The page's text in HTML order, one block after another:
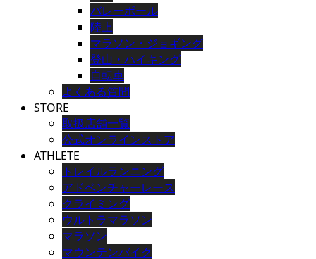
バレーボール
陸上
マラソン・ジョギング
登山・ハイキング
自転車
よくある質問
STORE
取扱店舗一覧
公式オンラインストア
ATHLETE
トレイルランニング
アドベンチャーレース
クライミング
ウルトラマラソン
マラソン
マウンテンバイク